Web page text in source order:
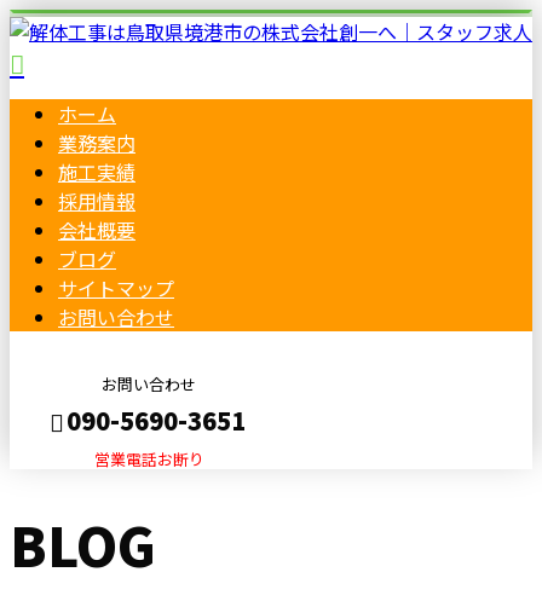
ホーム
業務案内
施工実績
採用情報
会社概要
ブログ
サイトマップ
お問い合わせ
お問い合わせ
090-5690-3651
営業電話お断り
メールフォーム
BLOG